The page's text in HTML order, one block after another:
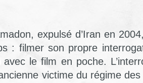
expulsé d’Iran en
: filmer son propre
le film en poche.
victime du régime des